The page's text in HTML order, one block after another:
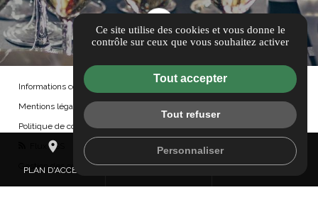
place
PLAN D'ACCÈS
mail
Informations complémentaires
Mentions légales
Politique de confidentialité
Flux RSS
Gestion des cookies
Ce site utilise des cookies et vous donne le
contrôle sur ceux que vous souhaitez activer
Tout accepter
Tout refuser
Personnaliser